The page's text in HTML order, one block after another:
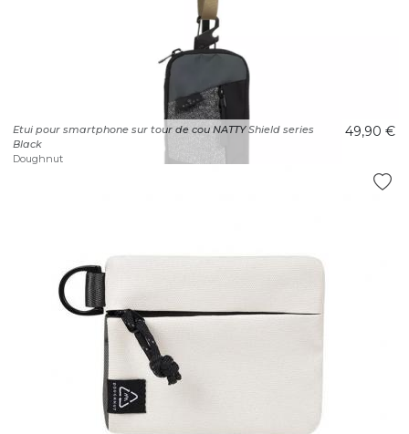
Etui pour smartphone sur tour de cou NATTY Shield series
Black
Doughnut
49,90 €